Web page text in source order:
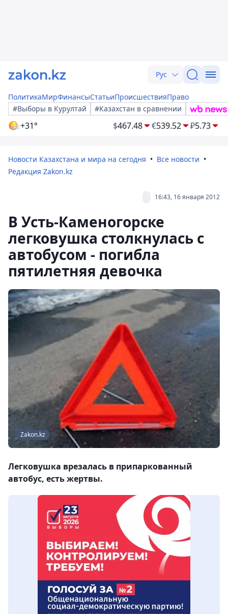
Рус
ПолитикаМирФинансыСтатьиПроисшествияПраво
#Выборы в Курултай
#Казахстан в сравнении
+31° $467.48 €539.52 ₽5.73
Новости Казахстана и мира на сегодня
Все новости
Редакция Zakon.kz
16:43, 16 января 2012
В Усть-Каменогорске
легковушка столкнулась с
автобусом - погибла
пятилетняя девочка
Zakon.kz
Легковушка врезалась в припаркованный
автобус, есть жертвы.